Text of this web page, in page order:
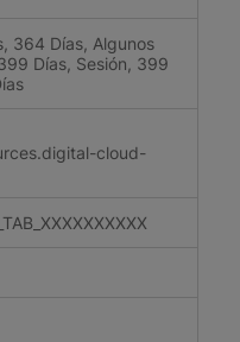
364 Días, Algunos
Días, Sesión, 399
cloud-